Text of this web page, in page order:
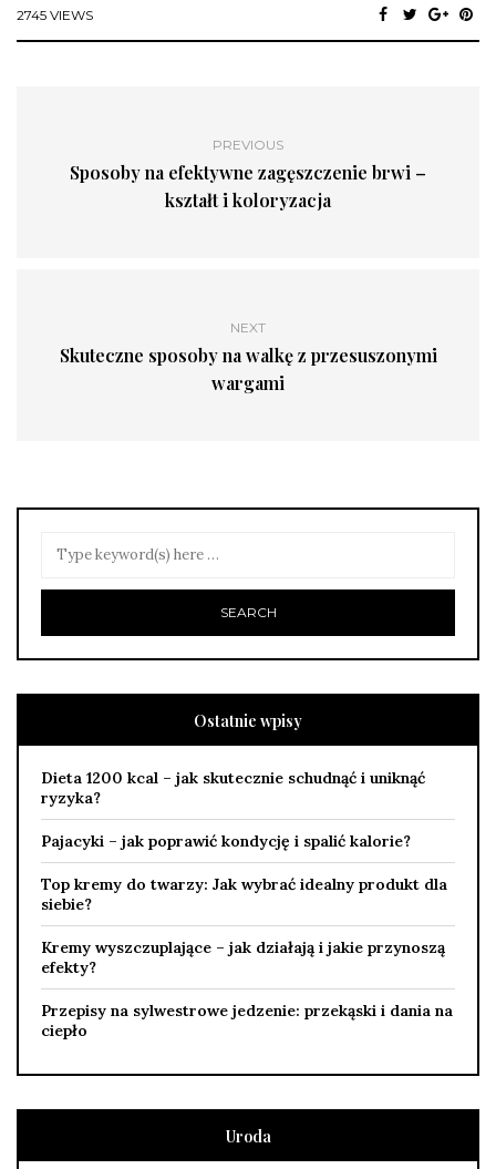
2745 VIEWS
PREVIOUS
Sposoby na efektywne zagęszczenie brwi –
kształt i koloryzacja
NEXT
Skuteczne sposoby na walkę z przesuszonymi
wargami
Ostatnie wpisy
Dieta 1200 kcal – jak skutecznie schudnąć i uniknąć
ryzyka?
Pajacyki – jak poprawić kondycję i spalić kalorie?
Top kremy do twarzy: Jak wybrać idealny produkt dla
siebie?
Kremy wyszczuplające – jak działają i jakie przynoszą
efekty?
Przepisy na sylwestrowe jedzenie: przekąski i dania na
ciepło
Uroda